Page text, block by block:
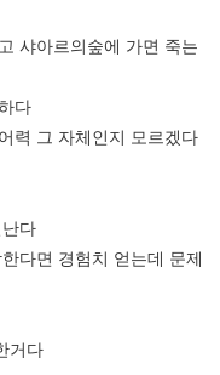
샤아르의숲에 가면 죽는
다
력 그 자체인지 모르겠다
다
다면 경험치 얻는데 문제
거다